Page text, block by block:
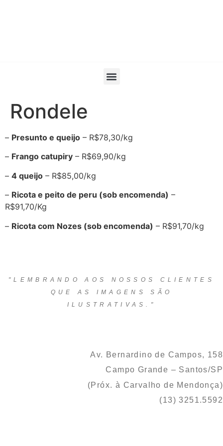
Rondele
– Presunto e queijo – R$78,30/kg
– Frango catupiry – R$69,90/kg
– 4 queijo – R$85,00/kg
– Ricota e peito de peru (sob encomenda) –
R$91,70/Kg
– Ricota com Nozes (sob encomenda) – R$91,70/kg
"LEMBRANDO AOS NOSSOS CLIENTES
QUE AS IMAGENS SÃO
ILUSTRATIVAS."
Av. Bernardino de Campos, 158
Campo Grande – Santos/SP
(Próx. à Carvalho de Mendonça)
(13) 3251.5592